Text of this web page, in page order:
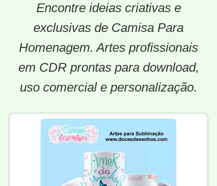
Encontre ideias criativas e
exclusivas de Camisa Para
Homenagem. Artes profissionais
em CDR prontas para download,
uso comercial e personalização.